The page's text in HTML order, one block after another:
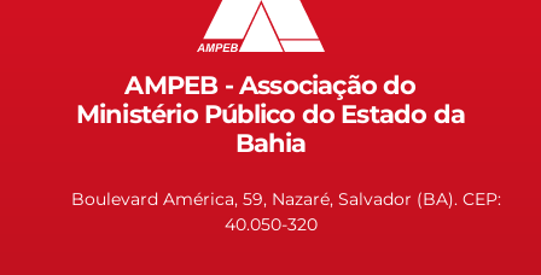
AMPEB - Associação do
Ministério Público do Estado da
Bahia
Boulevard América, 59, Nazaré, Salvador (BA). CEP:
40.050-320